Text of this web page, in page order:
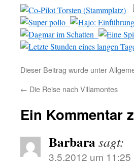
Dieser Beitrag wurde unter
← Die Reise nach Villamontes
Ein Kommentar
Barbarasagt:
3.5.2012 um 11:25